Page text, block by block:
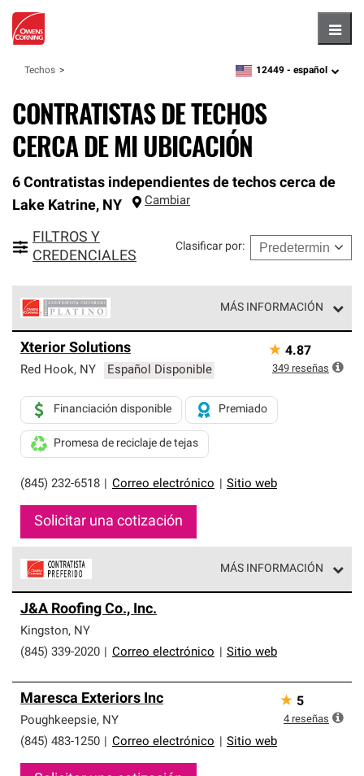
Techos zipcode,language
12449 - español
CONTRATISTAS DE TECHOS
CERCA DE MI UBICACIÓN
6 Contratistas independientes de techos cerca de
Lake Katrine, NY Cambiar
FILTROS Y
CREDENCIALES
Clasificar por:
MÁS INFORMACIÓN
Corning constituyen el nivel superior de nuestra red
exclusiva y cumplen con estándares estrictos de
Solo ellos pueden ofrecer nuestra mejor garantía de
sistemas de techos.
Xterior Solutions
Red Hook, NY Español Disponible
(845) 232-6518 Correo electrónico Sitio web
Financiación disponible Premiado
Promesa de reciclaje de tejas
Solicitar una cotización
★ 4.87
349 reseñas
MÁS INFORMACIÓN
parte de una red exclusiva de profesionales de techos
que cumplen con altos estándares y requisitos estrictos
de profesionalismo y confiabilidad.
J&A Roofing Co., Inc.
Kingston, NY
(845) 339-2020
Correo electrónico Sitio web
Maresca Exteriors Inc
Poughkeepsie, NY
(845) 483-1250
Correo electrónico Sitio web
★ 5
4 reseñas